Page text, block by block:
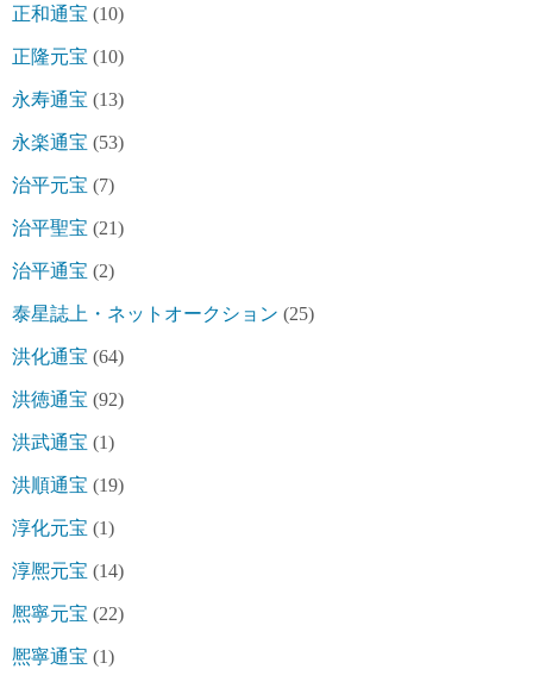
正和通宝 (10)
正隆元宝 (10)
永寿通宝 (13)
永楽通宝 (53)
治平元宝 (7)
治平聖宝 (21)
治平通宝 (2)
泰星誌上・ネットオークション (25)
洪化通宝 (64)
洪徳通宝 (92)
洪武通宝 (1)
洪順通宝 (19)
淳化元宝 (1)
淳熈元宝 (14)
熈寧元宝 (22)
熈寧通宝 (1)